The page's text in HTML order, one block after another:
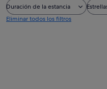
Duración de la estancia
Eliminar todos los filtros